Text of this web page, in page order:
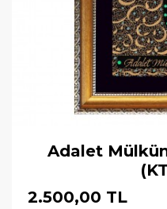
Adalet
2.500,00 TL